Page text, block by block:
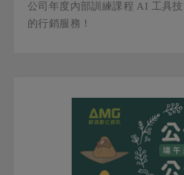
的行銷服務！